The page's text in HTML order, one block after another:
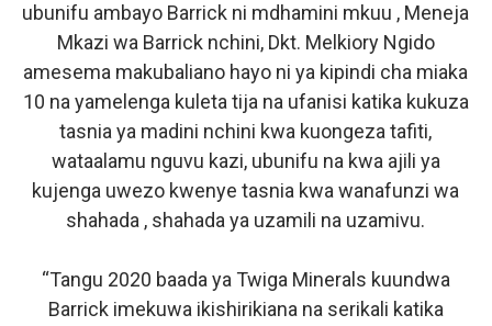
ubunifu ambayo Barrick ni mdhamini mkuu , Meneja
Mkazi wa Barrick nchini, Dkt. Melkiory Ngido
amesema makubaliano hayo ni ya kipindi cha miaka
10 na yamelenga kuleta tija na ufanisi katika kukuza
tasnia ya madini nchini kwa kuongeza tafiti,
wataalamu nguvu kazi, ubunifu na kwa ajili ya
kujenga uwezo kwenye tasnia kwa wanafunzi wa
shahada , shahada ya uzamili na uzamivu.
“Tangu 2020 baada ya Twiga Minerals kuundwa
Barrick imekuwa ikishirikiana na serikali katika